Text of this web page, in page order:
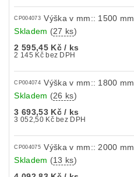
CP004073 Výška v mm:: 1500 mm
Skladem (27 ks)
2 595,45 Kč/ ks
2 145 Kč bez DPH
CP004074 Výška v mm:: 1800 mm
Skladem (26 ks)
3 693,53 Kč/ ks
3 052,50 Kč bez DPH
CP004075 Výška v mm:: 2000 mm
Skladem (13 ks)